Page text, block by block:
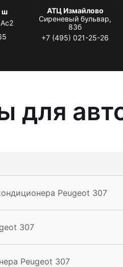
ш
АТЦ Измайлово
Сиреневый бульвар,
83б
+7 (495) 021-25-26
для
Peugeot 307
307
Peugeot 307